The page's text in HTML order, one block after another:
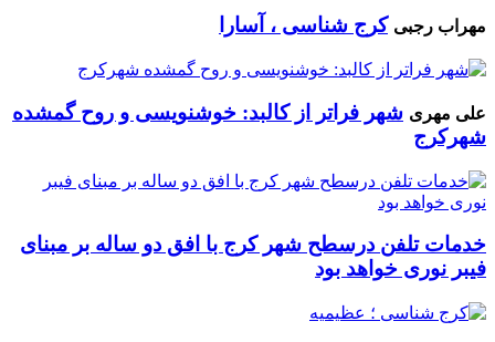
مهراب رجبی کرج شناسی ، آسارا
علی مهری شهر فراتر از کالبد: خوشنویسی و روح گمشده
شهرکرج
خدمات تلفن درسطح شهر کرج با افق دو ساله بر مبنای
فیبر نوری خواهد بود